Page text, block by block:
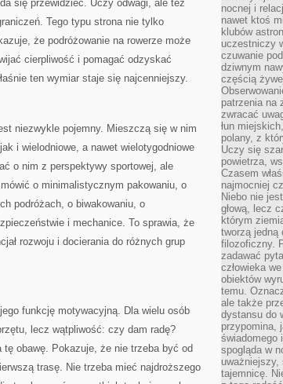
się przewidzieć. Uczy odwagi, ale też
Tego typu strona nie tylko
że podróżowanie na rowerze może
cierpliwość i pomagać odzyskać
ten wymiar staje się najcenniejszy.
niezwykle pojemny. Mieszczą się w nim
i wielodniowe, a nawet wielotygodniowe
o nim z perspektywy sportowej, ale
o minimalistycznym pakowaniu, o
podróżach, o biwakowaniu, o
i mechanice. To sprawia, że
rozwoju i docierania do różnych grup
funkcję motywacyjną. Dla wielu osób
lecz wątpliwość: czy dam radę?
tę obawę. Pokazuje, że nie trzeba być od
trasę. Nie trzeba mieć najdroższego
nocnej i
nawet ktoś
klubów
uczestniczy
czuwanie
dziwnym
częścią
patrzenia na
zwracać
łun
polany, z
Uczy się
powietrza,
Czasem
najmocniej
Niebo nie
głową, lecz
którym
tworzą jedną
filozoficzny.
zadawać
człowieka
obiektów
temu.
ale także
dystansu do
przypomina,
świadomego
spogląda w
tajemnicę.